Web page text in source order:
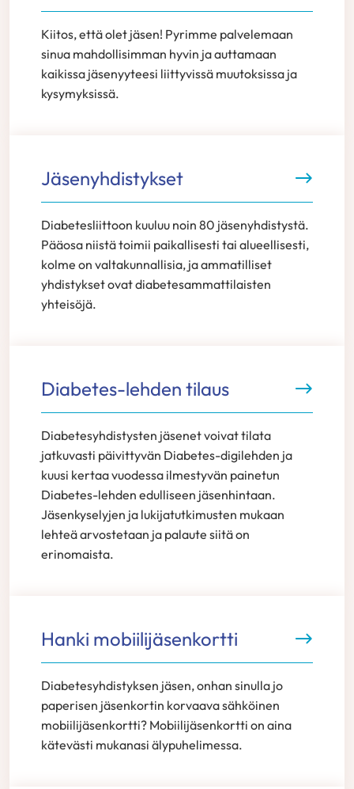
Kiitos, että olet jäsen! Pyrimme palvelemaan
sinua mahdollisimman hyvin ja auttamaan
kaikissa jäsenyyteesi liittyvissä muutoksissa ja
kysymyksissä.
Jäsenyhdistykset
Diabetesliittoon kuuluu noin 80 jäsenyhdistystä.
Pääosa niistä toimii paikallisesti tai alueellisesti,
kolme on valtakunnallisia, ja ammatilliset
yhdistykset ovat diabetesammattilaisten
yhteisöjä.
Diabetes-lehden tilaus
Diabetesyhdistysten jäsenet voivat tilata
jatkuvasti päivittyvän Diabetes-digilehden ja
kuusi kertaa vuodessa ilmestyvän painetun
Diabetes-lehden edulliseen jäsenhintaan.
Jäsenkyselyjen ja lukijatutkimusten mukaan
lehteä arvostetaan ja palaute siitä on
erinomaista.
Hanki mobiilijäsenkortti
Diabetesyhdistyksen jäsen, onhan sinulla jo
paperisen jäsenkortin korvaava sähköinen
mobiilijäsenkortti? Mobiilijäsenkortti on aina
kätevästi mukanasi älypuhelimessa.